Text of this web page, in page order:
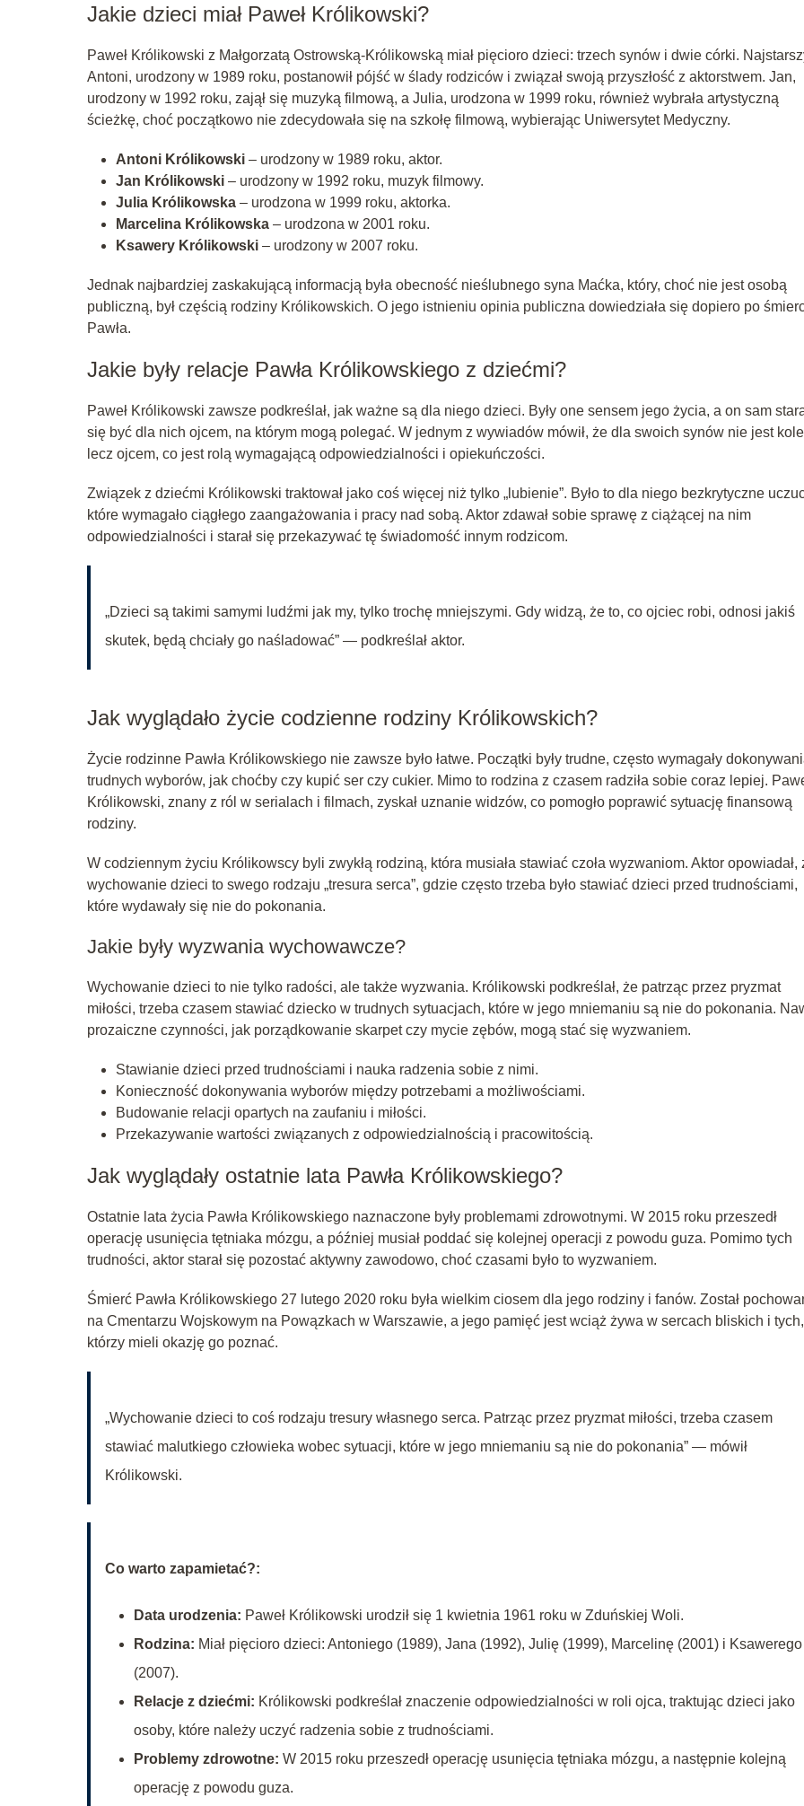
Jakie dzieci miał Paweł Królikowski?
Paweł Królikowski z Małgorzatą Ostrowską-Królikowską miał pięcioro dzieci: trzech synów i dwie córki.
Antoni, urodzony w 1989 roku, postanowił pójść w ślady rodziców i związał swoją przyszłość z aktorstwem. Jan,
urodzony w 1992 roku, zajął się muzyką filmową, a Julia, urodzona w 1999 roku, również wybrała artystyczną
ścieżkę, choć początkowo nie zdecydowała się na szkołę filmową, wybierając Uniwersytet Medyczny.
Antoni Królikowski – urodzony w 1989 roku, aktor.
Jan Królikowski – urodzony w 1992 roku, muzyk filmowy.
Julia Królikowska – urodzona w 1999 roku, aktorka.
Marcelina Królikowska – urodzona w 2001 roku.
Ksawery Królikowski – urodzony w 2007 roku.
Jednak najbardziej zaskakującą informacją była obecność nieślubnego syna Maćka, który, choć nie jest osobą
publiczną, był częścią rodziny Królikowskich. O jego istnieniu opinia publiczna dowiedziała się dopiero po
Pawła.
Jakie były relacje Pawła Królikowskiego z dziećmi?
Paweł Królikowski zawsze podkreślał, jak ważne są dla niego dzieci. Były one sensem jego życia, a on sam
się być dla nich ojcem, na którym mogą polegać. W jednym z wywiadów mówił, że dla swoich synów nie jest
lecz ojcem, co jest rolą wymagającą odpowiedzialności i opiekuńczości.
Związek z dziećmi Królikowski traktował jako coś więcej niż tylko „lubienie”. Było to dla niego bezkrytyczne
które wymagało ciągłego zaangażowania i pracy nad sobą. Aktor zdawał sobie sprawę z ciążącej na nim
odpowiedzialności i starał się przekazywać tę świadomość innym rodzicom.
„Dzieci są takimi samymi ludźmi jak my, tylko trochę mniejszymi. Gdy widzą, że to, co ojciec robi, odnosi jakiś
skutek, będą chciały go naśladować” — podkreślał aktor.
Jak wyglądało życie codzienne rodziny Królikowskich?
Życie rodzinne Pawła Królikowskiego nie zawsze było łatwe. Początki były trudne, często wymagały
trudnych wyborów, jak choćby czy kupić ser czy cukier. Mimo to rodzina z czasem radziła sobie coraz lepiej.
Królikowski, znany z ról w serialach i filmach, zyskał uznanie widzów, co pomogło poprawić sytuację finansową
rodziny.
W codziennym życiu Królikowscy byli zwykłą rodziną, która musiała stawiać czoła wyzwaniom. Aktor opowiadał,
wychowanie dzieci to swego rodzaju „tresura serca”, gdzie często trzeba było stawiać dzieci przed trudnościami,
które wydawały się nie do pokonania.
Jakie były wyzwania wychowawcze?
Wychowanie dzieci to nie tylko radości, ale także wyzwania. Królikowski podkreślał, że patrząc przez pryzmat
miłości, trzeba czasem stawiać dziecko w trudnych sytuacjach, które w jego mniemaniu są nie do pokonania.
prozaiczne czynności, jak porządkowanie skarpet czy mycie zębów, mogą stać się wyzwaniem.
Stawianie dzieci przed trudnościami i nauka radzenia sobie z nimi.
Konieczność dokonywania wyborów między potrzebami a możliwościami.
Budowanie relacji opartych na zaufaniu i miłości.
Przekazywanie wartości związanych z odpowiedzialnością i pracowitością.
Jak wyglądały ostatnie lata Pawła Królikowskiego?
Ostatnie lata życia Pawła Królikowskiego naznaczone były problemami zdrowotnymi. W 2015 roku przeszedł
operację usunięcia tętniaka mózgu, a później musiał poddać się kolejnej operacji z powodu guza. Pomimo tych
trudności, aktor starał się pozostać aktywny zawodowo, choć czasami było to wyzwaniem.
Śmierć Pawła Królikowskiego 27 lutego 2020 roku była wielkim ciosem dla jego rodziny i fanów. Został
na Cmentarzu Wojskowym na Powązkach w Warszawie, a jego pamięć jest wciąż żywa w sercach bliskich i tych,
którzy mieli okazję go poznać.
„Wychowanie dzieci to coś rodzaju tresury własnego serca. Patrząc przez pryzmat miłości, trzeba czasem
stawiać malutkiego człowieka wobec sytuacji, które w jego mniemaniu są nie do pokonania” — mówił
Królikowski.
Co warto zapamietać?:
Data urodzenia: Paweł Królikowski urodził się 1 kwietnia 1961 roku w Zduńskiej Woli.
Rodzina: Miał pięcioro dzieci: Antoniego (1989), Jana (1992), Julię (1999), Marcelinę (2001) i Ksawerego
(2007).
Relacje z dziećmi: Królikowski podkreślał znaczenie odpowiedzialności w roli ojca, traktując dzieci jako
osoby, które należy uczyć radzenia sobie z trudnościami.
Problemy zdrowotne: W 2015 roku przeszedł operację usunięcia tętniaka mózgu, a następnie kolejną
operację z powodu guza.